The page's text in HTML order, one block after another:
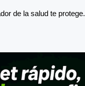
de la salud te protege.